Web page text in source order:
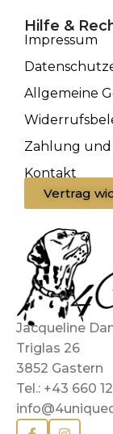
Hilfe &
Impressum
Allgemeine
Zahlung und
Kontakt
Vertrag
Jacqueline
Triglas 26
3852 Gastern
Tel.: +43 660